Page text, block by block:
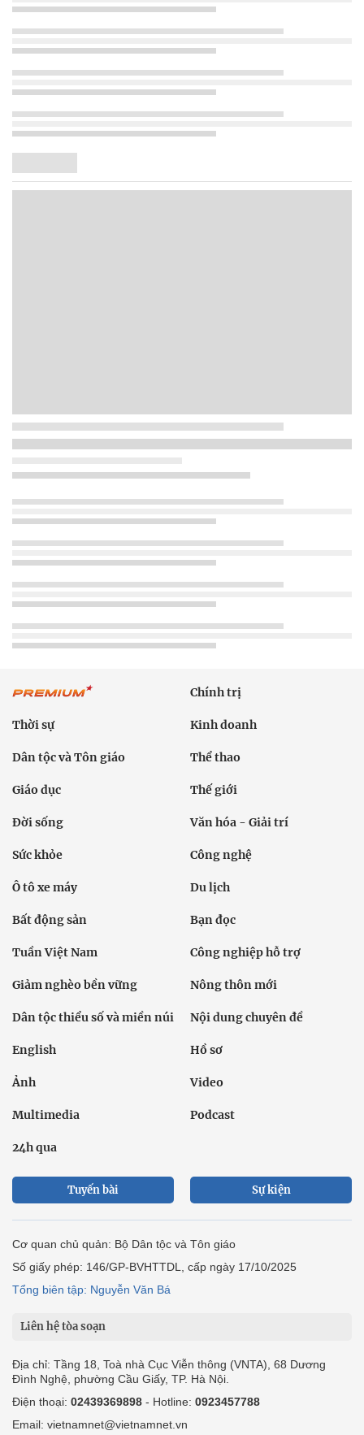
Chính trị
Thời sự Kinh doanh
Dân tộc và Tôn giáo Thể thao
Giáo dục Thế giới
Đời sống Văn hóa - Giải trí
Sức khỏe Công nghệ
Ô tô xe máy Du lịch
Bất động sản Bạn đọc
Tuần Việt Nam Công nghiệp hỗ trợ
Giảm nghèo bền vững Nông thôn mới
Dân tộc thiểu số và miền núi Nội dung chuyên đề
English Hồ sơ
Ảnh Video
Multimedia Podcast
24h qua
Tuyến bài Sự kiện
Cơ quan chủ quản: Bộ Dân tộc và Tôn giáo
Số giấy phép: 146/GP-BVHTTDL, cấp ngày 17/10/2025
Tổng biên tập: Nguyễn Văn Bá
Liên hệ tòa soạn
Địa chỉ: Tầng 18, Toà nhà Cục Viễn thông (VNTA), 68 Dương
Đình Nghệ, phường Cầu Giấy, TP. Hà Nội.
Điện thoại: 02439369898 - Hotline: 0923457788
Email: vietnamnet@vietnamnet.vn